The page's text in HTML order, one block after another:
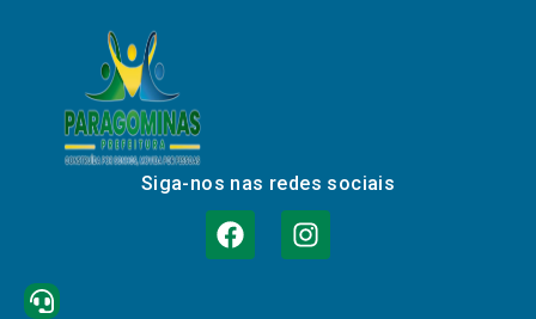
Siga-nos nas redes sociais